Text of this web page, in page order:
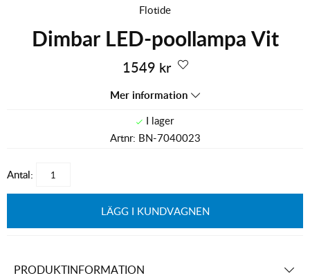
Flotide
Dimbar LED-poollampa Vit
1549 kr
Mer information
Artnr: BN-7040023
Antal:
LÄGG I KUNDVAGNEN
PRODUKTINFORMATION